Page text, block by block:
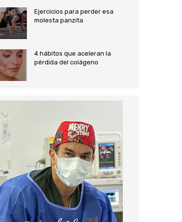
Ejercicios para perder esa
molesta panzita
4 hábitos que aceleran la
pérdida del colágeno